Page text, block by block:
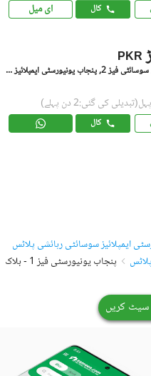
کال ای میل
PKR
پنجاب یونیورسٹی سوسائٹی فیز 2, پنجاب یونیورسٹی ایمپلائیز سوسائٹی
(تبدیلی کی گئی:2 دن پہلے)
کال
ایمپلائیز سوسائٹی رہائشی پلاٹس
پنجاب یونیورسٹی فیز 1 - بلاک
سیٹ کریں